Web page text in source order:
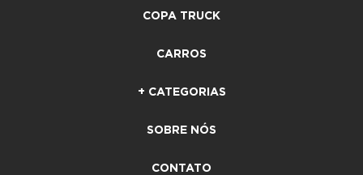
COPA TRUCK
CARROS
+ CATEGORIAS
SOBRE NÓS
CONTATO